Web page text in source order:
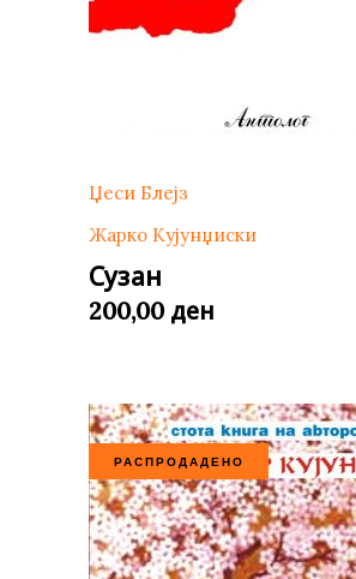
Џеси Блејз
Жарко Кујунџиски
Сузан
200,00 ден
РАСПРОДАДЕНО